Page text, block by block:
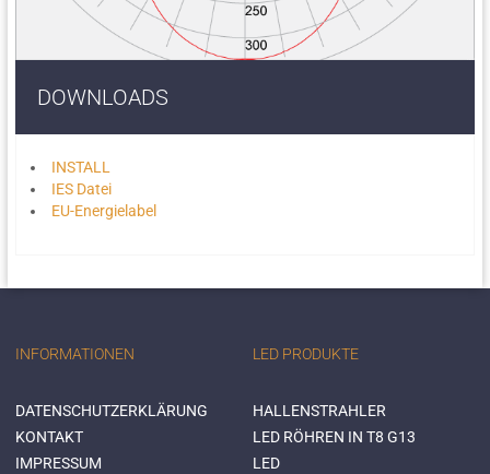
DOWNLOADS
INSTALL
IES Datei
EU-Energielabel
INFORMATIONEN
DATENSCHUTZERKLÄRUNG
KONTAKT
IMPRESSUM
LED PRODUKTE
HALLENSTRAHLER
LED RÖHREN IN T8 G13
LED